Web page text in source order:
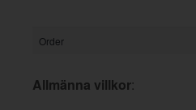
Order
Allmänna villkor: